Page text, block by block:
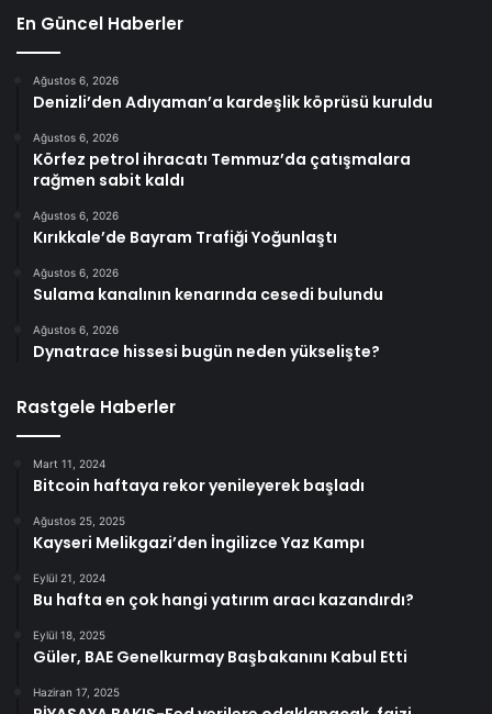
En Güncel Haberler
Ağustos 6, 2026
Denizli’den Adıyaman’a kardeşlik köprüsü kuruldu
Ağustos 6, 2026
Körfez petrol ihracatı Temmuz’da çatışmalara
rağmen sabit kaldı
Ağustos 6, 2026
Kırıkkale’de Bayram Trafiği Yoğunlaştı
Ağustos 6, 2026
Sulama kanalının kenarında cesedi bulundu
Ağustos 6, 2026
Dynatrace hissesi bugün neden yükselişte?
Rastgele Haberler
Mart 11, 2024
Bitcoin haftaya rekor yenileyerek başladı
Ağustos 25, 2025
Kayseri Melikgazi’den İngilizce Yaz Kampı
Eylül 21, 2024
Bu hafta en çok hangi yatırım aracı kazandırdı?
Eylül 18, 2025
Güler, BAE Genelkurmay Başbakanını Kabul Etti
Haziran 17, 2025